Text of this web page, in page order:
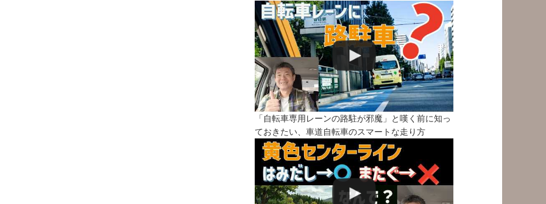
「自転車専用レーンの路駐が邪魔」と嘆く前に知っ
ておきたい、車道自転車のスマートな走り方